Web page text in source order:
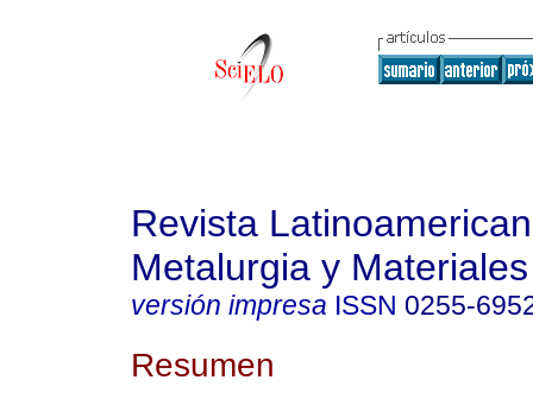
Revista
Metalurgia y Materiales
versión impresa ISSN 0255-
Resumen